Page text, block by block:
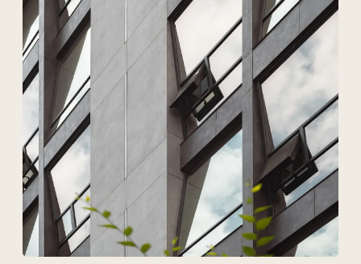
Загрузить файлы
Согласен на обработку персональных данных
Обсудить проект